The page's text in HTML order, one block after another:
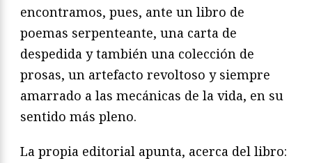
encontramos, pues, ante un libro de
poemas serpenteante, una carta de
despedida y también una colección de
prosas, un artefacto revoltoso y siempre
amarrado a las mecánicas de la vida, en su
sentido más pleno.
La propia editorial apunta, acerca del libro: